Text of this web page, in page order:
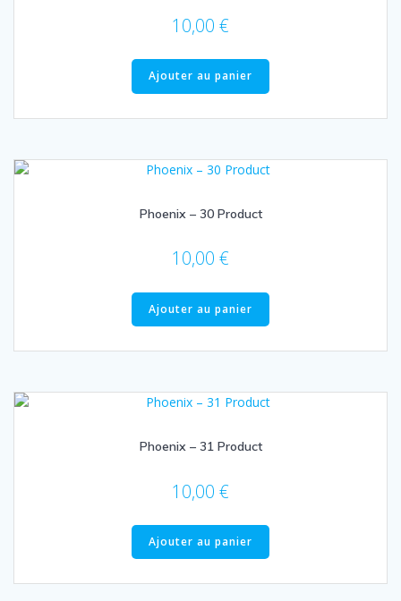
10,00 €
Ajouter au panier
Phoenix – 30 Product
10,00 €
Ajouter au panier
Phoenix – 31 Product
10,00 €
Ajouter au panier